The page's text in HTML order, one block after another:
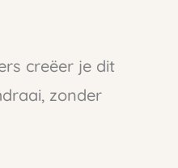
creëer je dit
zonder